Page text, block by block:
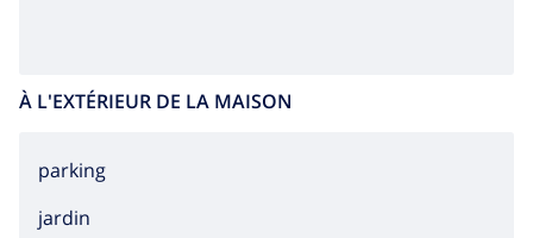
À L'EXTÉRIEUR DE LA MAISON
parking
jardin